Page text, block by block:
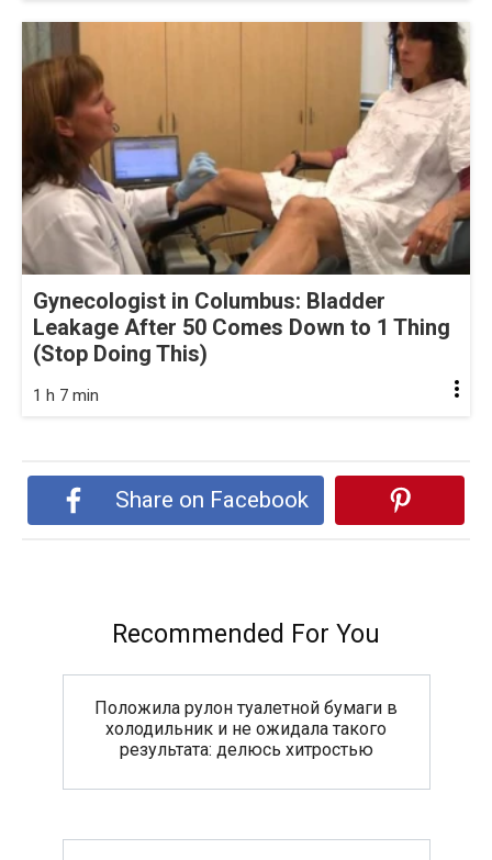
Gynecologist in Columbus: Bladder
Leakage After 50 Comes Down to 1 Thing
(Stop Doing This)
1 h 7 min
Share on Facebook
Recommended For You
Положила рулон туалетной бумаги в
холодильник и не ожидала такого
результата: делюсь хитростью